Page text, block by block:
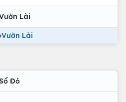
Lài
›Vườn Lài
Đỏ